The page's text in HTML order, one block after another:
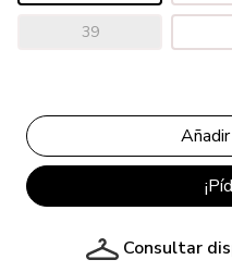
39
Consultar